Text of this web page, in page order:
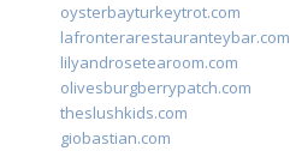
oysterbayturkeytrot.com
lafronterarestauranteybar.com
lilyandrosetearoom.com
olivesburgberrypatch.com
theslushkids.com
giobastian.com